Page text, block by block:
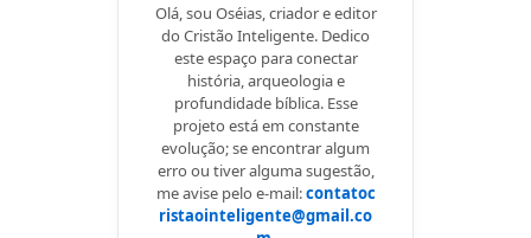
Olá, sou Oséias, criador e editor
do Cristão Inteligente. Dedico
este espaço para conectar
história, arqueologia e
profundidade bíblica. Esse
projeto está em constante
evolução; se encontrar algum
erro ou tiver alguma sugestão,
me avise pelo e-mail:contatoc
ristaointeligente@gmail.co